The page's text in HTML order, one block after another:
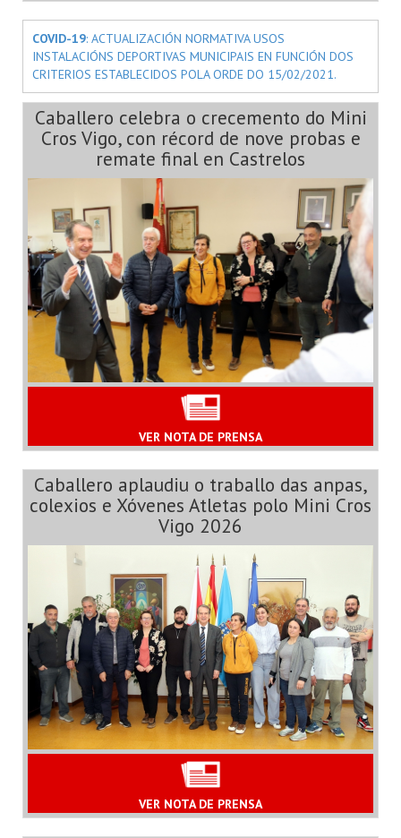
COVID-19: ACTUALIZACIÓN NORMATIVA USOS
INSTALACIÓNS DEPORTIVAS MUNICIPAIS EN FUNCIÓN DOS
CRITERIOS ESTABLECIDOS POLA ORDE DO 15/02/2021.
Caballero celebra o crecemento do Mini
Cros Vigo, con récord de nove probas e
remate final en Castrelos
VER NOTA DE PRENSA
Caballero aplaudiu o traballo das anpas,
colexios e Xóvenes Atletas polo Mini Cros
Vigo 2026
VER NOTA DE PRENSA